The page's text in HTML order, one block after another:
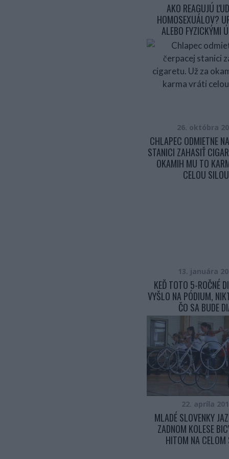
AKO REAGUJÚ
HOMOSEXUÁLOV?
ALEBO FYZICKÝMI
26. októbra
CHLAPEC ODMIETNE
STANICI ZAHASIŤ
OKAMIH MU TO
CELOU
13. januára
KEĎ TOTO 5-ROČNÉ
VYŠLO NA PÓDIUM,
ČO SA BUDE
22. apríla
MLADÉ SLOVENKY
ZADNOM KOLESE
HITOM NA CELOM